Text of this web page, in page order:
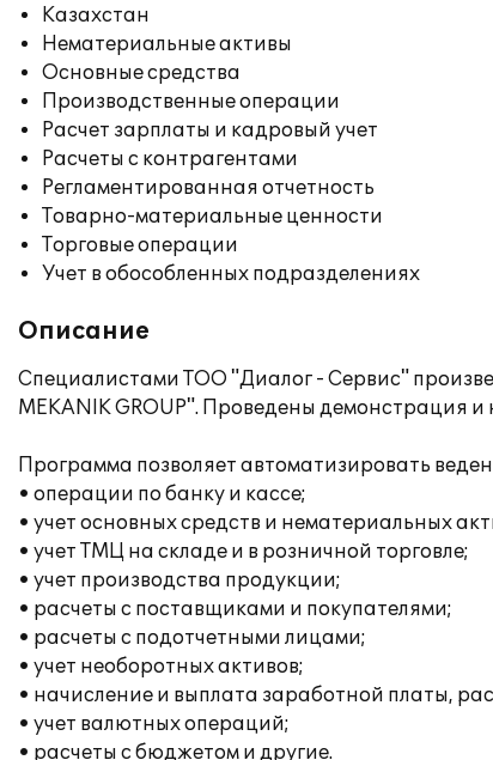
Казахстан
Нематериальные активы
Основные средства
Производственные операции
Расчет зарплаты и кадровый учет
Расчеты с контрагентами
Регламентированная отчетность
Товарно-материальные ценности
Торговые операции
Учет в обособленных подразделениях
Описание
Специалистами ТОО "Диалог - Сервис"
MEKANIK GROUP". Проведены демонстрация
Программа позволяет автоматизировать
• операции по банку и кассе;
• учет основных средств и нематериальных
• учет ТМЦ на складе и в розничной торговле;
• учет производства продукции;
• расчеты с поставщиками и покупателями;
• расчеты с подотчетными лицами;
• учет необоротных активов;
• начисление и выплата заработной платы,
• учет валютных операций;
• расчеты с бюджетом и другие.